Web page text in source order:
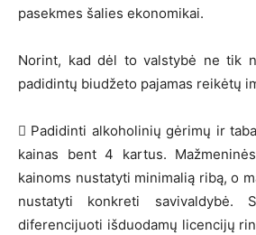
pasekmes šalies ekonomikai.
Norint, kad dėl to valstybė ne tik
padidintų biudžeto pajamas reikėtų
 Padidinti alkoholinių gėrimų ir
kainas bent 4 kartus.
kainoms nustatyti minimalią ribą, o
nustatyti konkreti savivaldybė.
diferencijuoti išduodamų licencijų